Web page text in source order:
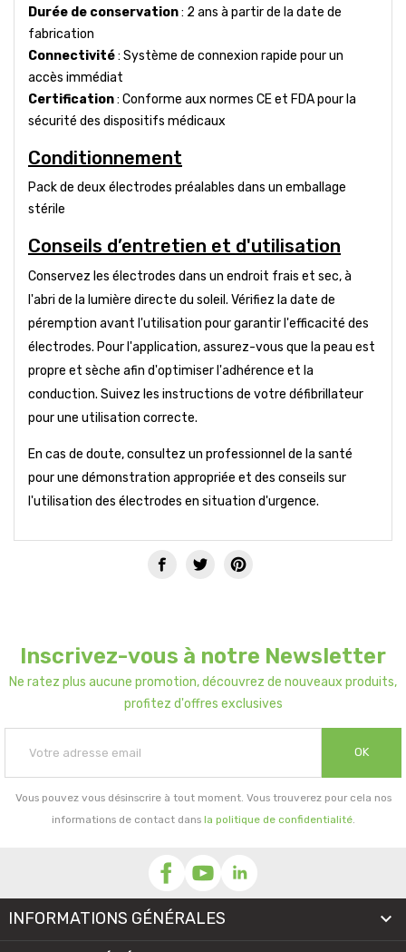
Durée de conservation: 2 ans à partir de la date de
fabrication
Connectivité: Système de connexion rapide pour un
accès immédiat
Certification: Conforme aux normes CE et FDA pour la
sécurité des dispositifs médicaux
Conditionnement
Pack de deux électrodes préalables dans un emballage
stérile
Conseils d’entretien et d'utilisation
Conservez les électrodes dans un endroit frais et sec, à
l'abri de la lumière directe du soleil. Vérifiez la date de
péremption avant l'utilisation pour garantir l'efficacité des
électrodes. Pour l'application, assurez-vous que la peau est
propre et sèche afin d'optimiser l'adhérence et la
conduction. Suivez les instructions de votre défibrillateur
pour une utilisation correcte.
En cas de doute, consultez un professionnel de la santé
pour une démonstration appropriée et des conseils sur
l'utilisation des électrodes en situation d'urgence.
Inscrivez-vous à notre Newsletter
Ne ratez plus aucune promotion, découvrez de nouveaux produits,
profitez d'offres exclusives
OK
Vous pouvez vous désinscrire à tout moment. Vous trouverez pour cela nos
informations de contact dans la politique de confidentialité.
INFORMATIONS GÉNÉRALES 